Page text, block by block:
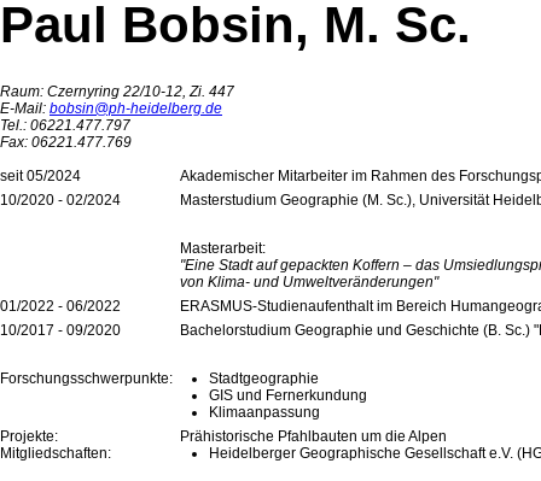
Paul Bobsin, M. Sc.
Raum: Czernyring 22/10-12, Zi. 447
E-Mail: bobsin@ph-heidelberg.de
Tel.: 06221.477.797
Fax: 06221.477.769
seit 05/2024
Akademischer Mitarbeiter im Rahmen des
10/2020 - 02/2024
Masterstudium Geographie (M. Sc.), Universität
Masterarbeit:
"Eine Stadt auf gepackten Koffern – das
von Klima- und Umweltveränderungen"
01/2022 - 06/2022
ERASMUS-Studienaufenthalt im Bereich
10/2017 - 09/2020
Bachelorstudium Geographie und Geschichte (B.
Forschungsschwerpunkte:
Stadtgeographie
GIS und Fernerkundung
Klimaanpassung
Projekte:
Prähistorische Pfahlbauten um die Alpen
Mitgliedschaften:
Heidelberger Geographische Gesellschaft e.V.